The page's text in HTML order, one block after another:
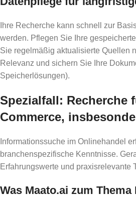
Ihre Recherche kann schnell zur
werden. Pflegen Sie Ihre
Sie regelmäßig aktualisierte Quellen
Relevanz und sichern Sie Ihre
Speicherlösungen).
Spezialfall: Recherche
Commerce,
Informationssuche im Onlinehandel
branchenspezifische Kenntnisse.
Erfahrungswerte und praxisrelevante
Was Maato.ai zum Thema